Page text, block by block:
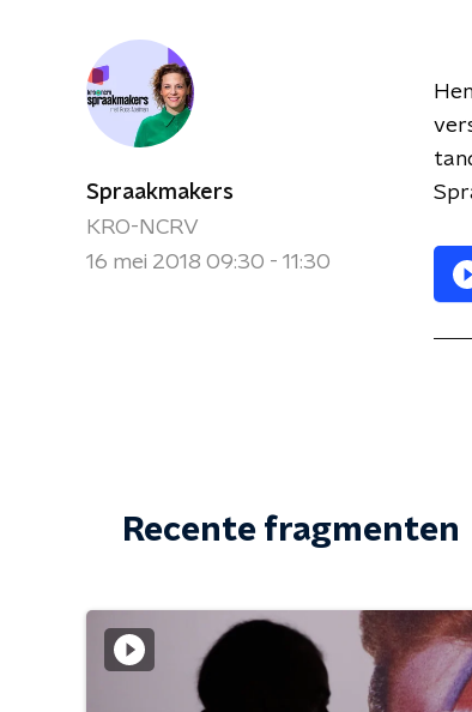
Spraakmakers
KRO-NCRV
16 mei 2018 09:30 - 11:30
Recente fragmenten